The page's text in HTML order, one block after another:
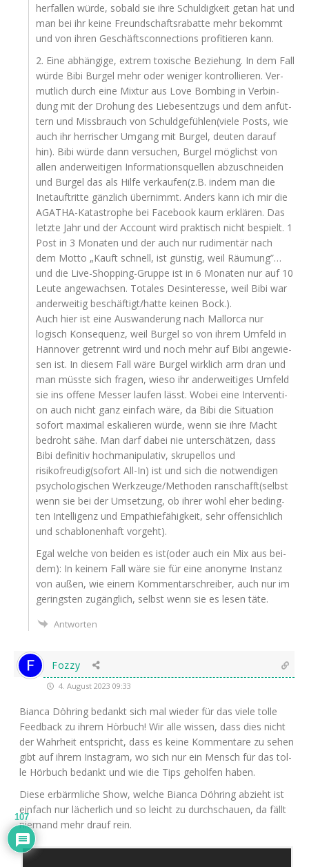
her­fal­len wür­de, sobald sie ihre Schul­dig­keit getan hat und
man bei ihr kei­ne Freund­schafts­ra­bat­te mehr bekommt
und von ihren Geschäfts­con­nec­tions pro­fi­tie­ren kann.
2. Eine abhän­gi­ge, extrem toxi­sche Bezie­hung. In dem Fall
wür­de Bibi Bur­gel mehr oder weni­ger kon­trol­lie­ren. Ver­
mut­lich durch eine Mix­tur aus Love Bom­bing in Ver­bin­
dung mit der Dro­hung des Lie­bes­ent­zugs und dem anfüt­
tern und Miss­brauch von Schuldgefühlen(viele Posts, wie
auch ihr her­ri­scher Umgang mit Bur­gel, deu­ten dar­auf
hin). Bibi wür­de dann ver­su­chen, Bur­gel mög­lichst von
allen ander­wei­ti­gen Infor­ma­ti­ons­quel­len abzu­schnei­den
und Bur­gel das als Hil­fe verkaufen(z.B. indem man die
Ine­t­auf­trit­te gänz­lich über­nimmt. Anders kann ich mir die
AGA­THA-Kata­stro­phe bei Face­book kaum erklä­ren. Das
letz­te Jahr und der Account wird prak­tisch nicht bespielt. 1
Post in 3 Mona­ten und der auch nur rudi­men­tär nach
dem Mot­to „Kauft schnell, ist güns­tig, weil Räumung”…
und die Live-Shop­ping-Grup­pe ist in 6 Mona­ten nur auf 10
Leu­te ange­wach­sen. Tota­les Des­in­ter­es­se, weil Bibi war
ander­wei­tig beschäftigt/hatte kei­nen Bock.).
Auch hier ist eine Aus­wan­de­rung nach Mal­lor­ca nur
logisch Kon­se­quenz, weil Bur­gel so von ihrem Umfeld in
Han­no­ver getrennt wird und noch mehr auf Bibi ange­wie­
sen ist. In die­sem Fall wäre Bur­gel wirk­lich arm dran und
man müss­te sich fra­gen, wie­so ihr ander­wei­ti­ges Umfeld
sie ins offe­ne Mes­ser lau­fen lässt. Wobei eine Inter­ven­ti­
on auch nicht ganz ein­fach wäre, da Bibi die Situa­ti­on
sofort maxi­mal eska­lie­ren wür­de, wenn sie ihre Macht
bedroht sähe. Man darf dabei nie unter­schät­zen, dass
Bibi defi­ni­tiv hoch­ma­ni­pu­la­tiv, skru­pel­los und
risikofreudig(sofort All-In) ist und sich die not­wen­di­gen
psy­cho­lo­gi­schen Werkzeuge/Methoden ranschafft(selbst
wenn sie bei der Umset­zung, ob ihrer wohl eher beding­
ten Intel­li­genz und Empa­thie­fä­hig­keit, sehr offen­sich­lich
und scha­blo­nen­haft vorgeht).
Egal wel­che von bei­den es ist(oder auch ein Mix aus bei­
dem): In kei­nem Fall wäre sie für eine anony­me Instanz
von außen, wie einem Kom­men­tar­schrei­ber, auch nur im
gerings­ten zugäng­lich, selbst wenn sie es lesen täte.
Antworten
Fozzy
4. August 2023 09:33
Bian­ca Döh­ring bedankt sich mal wie­der für das vie­le tol­le
Feed­back zu ihrem Hör­buch! Wir alle wis­sen, dass dies nicht
der Wahr­heit ent­spricht, dass es kei­ne Kom­men­ta­re zu sehen
gibt auf ihrem Insta­gram, wo sich nur ein Mensch für das tol­
le Hör­buch bedankt und wie die Tips gehol­fen haben.
Die­se erbärm­li­che Show, wel­che Bian­ca Döh­ring abzieht ist
ein­fach nur lächer­lich und so leicht zu durch­schau­en, da fällt
nie­mand mehr drauf rein.
107